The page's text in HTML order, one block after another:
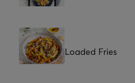
Loaded Fries